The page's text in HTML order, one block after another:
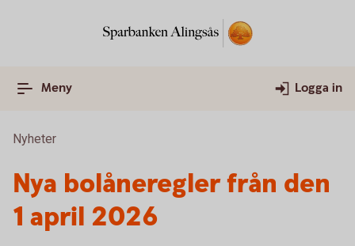
Meny Logga in
Nyheter
Nya bolåneregler från den
1 april 2026